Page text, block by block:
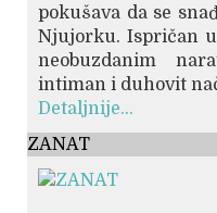
pokušava da se
Njujorku. Ispričan
neobuzdanim
intiman i duhovit
Detaljnije...
ZANAT